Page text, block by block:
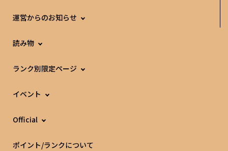
運営からのお知らせ
読み物
ランク別限定ページ
イベント
Official
ポイント/ランクについて